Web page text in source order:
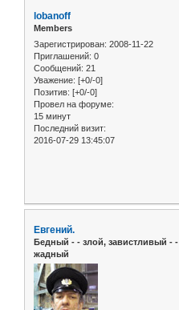
lobanoff
Members
Зарегистрирован: 2008-11-22
Приглашений: 0
Сообщений: 21
Уважение: [+0/-0]
Позитив: [+0/-0]
Провел на форуме:
15 минут
Последний визит:
2016-07-29 13:45:07
Евгений.
Бедный - - злой, завистливый - -
жадный